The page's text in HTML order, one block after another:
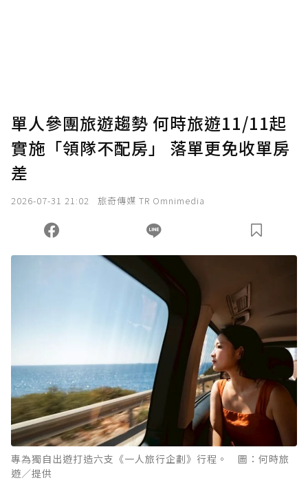
單人參團旅遊趨勢 何時旅遊11/11起
實施「領隊不配房」 落單更免收單房
差
2026-07-31 21:02 旅奇傳媒 TR Omnimedia
專為獨自出遊打造六支《一人旅行企劃》行程。 圖：何時旅
遊／提供